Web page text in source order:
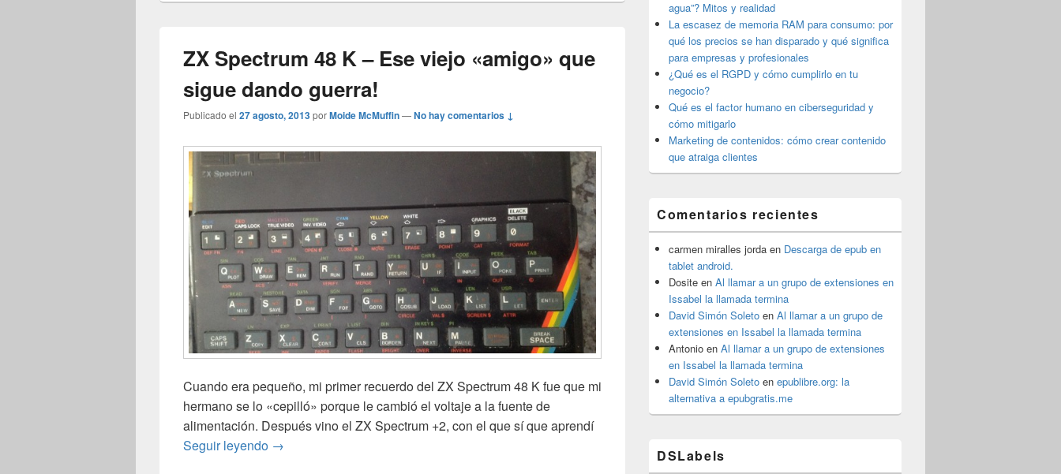
ZX Spectrum 48 K – Ese viejo «amigo» que
sigue dando guerra!
Publicado el 27 agosto, 2013porMoide McMuffin—No hay comentarios ↓
Cuando era pequeño, mi primer recuerdo del ZX Spectrum 48 K fue que mi
hermano se lo «cepilló» porque le cambió el voltaje a la fuente de
alimentación. Después vino el ZX Spectrum +2, con el que sí que aprendí
Seguir leyendo ZX Spectrum 48 K – Ese viejo «amigo» que sigue dando guerra!
→
lateral
primaria
agua”? Mitos y realidad
La escasez de memoria RAM para consumo: por
qué los precios se han disparado y qué significa
para empresas y profesionales
¿Qué es el RGPD y cómo cumplirlo en tu
negocio?
Qué es el factor humano en ciberseguridad y
cómo mitigarlo
Marketing de contenidos: cómo crear contenido
que atraiga clientes
Comentarios recientes
carmen miralles jorda en Descarga de epub en
tablet android.
Dosite en Al llamar a un grupo de extensiones en
Issabel la llamada termina
David Simón Soleto en Al llamar a un grupo de
extensiones en Issabel la llamada termina
Antonio en Al llamar a un grupo de extensiones
en Issabel la llamada termina
David Simón Soleto en epublibre.org: la
alternativa a epubgratis.me
DSLabels